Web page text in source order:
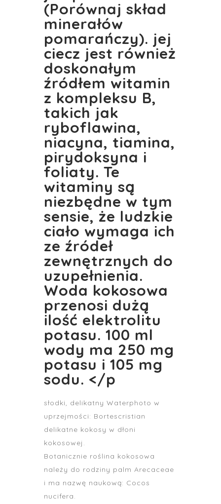
(Porównaj skład
minerałów
pomarańczy). jej
ciecz jest również
doskonałym
źródłem witamin
z kompleksu B,
takich jak
ryboflawina,
niacyna, tiamina,
pirydoksyna i
foliaty. Te
witaminy są
niezbędne w tym
sensie, że ludzkie
ciało wymaga ich
ze źródeł
zewnętrznych do
uzupełnienia.
Woda kokosowa
przenosi dużą
ilość elektrolitu
potasu. 100 ml
wody ma 250 mg
potasu i 105 mg
sodu. </p
słodki, delikatny Waterphoto w
uprzejmości: Bortescristian
delikatne kokosy w dłoni
kokosowej.
Botanicznie roślina kokosowa
należy do rodziny palm Arecaceae
i ma nazwę naukową: Cocos
nucifera.